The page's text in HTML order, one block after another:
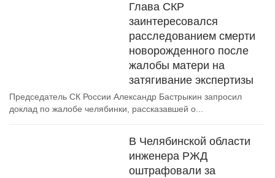
Глава СКР
заинтересовался
расследованием смерти
новорожденного после
жалобы матери на
затягивание экспертизы
Председатель СК России Александр Бастрыкин запросил
доклад по жалобе челябинки, рассказавшей о...
В Челябинской области
инженера РЖД
оштрафовали за